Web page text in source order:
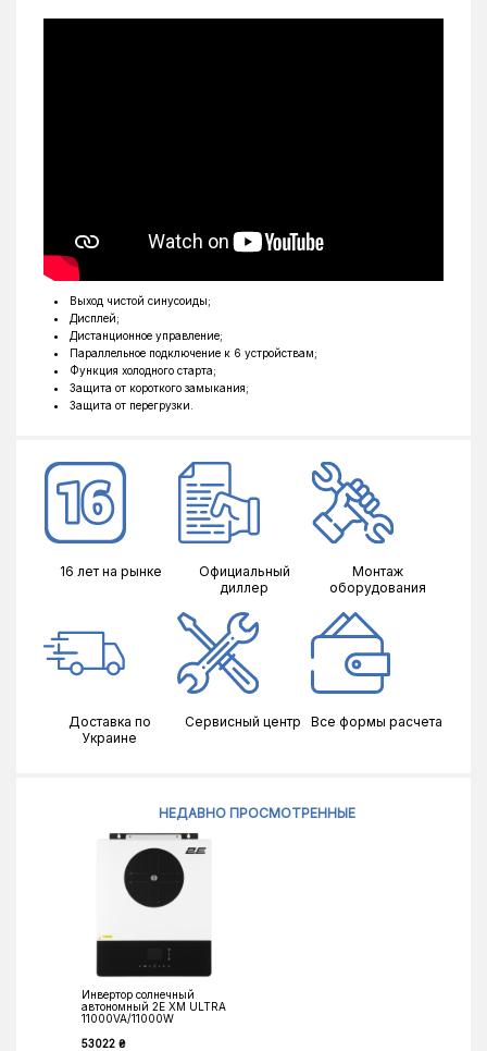
Выход чистой синусоиды;
Дисплей;
Дистанционное управление;
Параллельное подключение к 6 устройствам;
Функция холодного старта;
Защита от короткого замыкания;
Защита от перегрузки.
16 лет на рынке
Официальный
диллер
Монтаж
оборудования
Доставка по
Украине
Сервисный центр Все формы расчета
НЕДАВНО ПРОСМОТРЕННЫЕ
Инвертор солнечный
автономный 2E XM ULTRA
11000VA/11000W
53022 ₴